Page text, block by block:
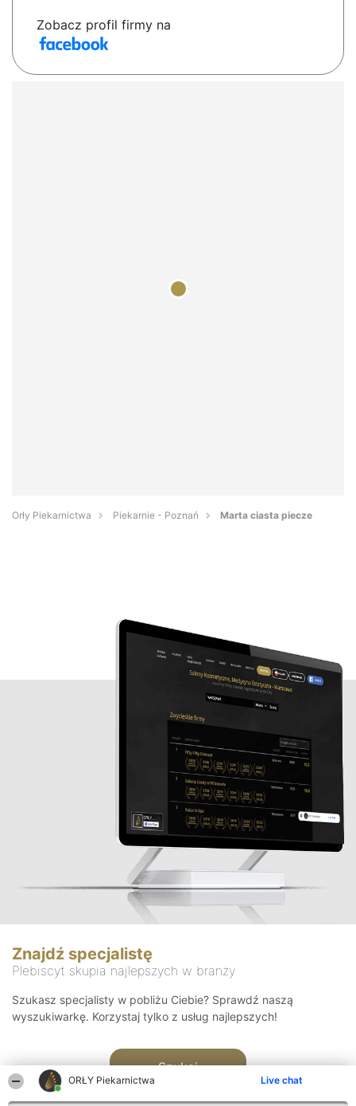
ORŁY Piekarnictwa Live chat
Zobacz profil firmy na
Orły Piekarnictwa Piekarnie - Poznań Marta ciasta piecze
Znajdź specjalistę
Plebiscyt skupia najlepszych w branży
Szukasz specjalisty w pobliżu Ciebie? Sprawdź naszą
wyszukiwarkę. Korzystaj tylko z usług najlepszych!
Szukaj